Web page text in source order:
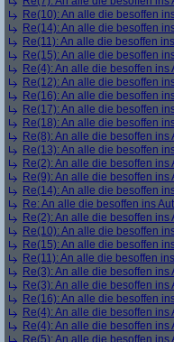
Re(10): An alle die besoffen
Re(14): An alle die besoffen
Re(11): An alle die besoffen
Re(15): An alle die besoffen
Re(4): An alle die besoffen ins
Re(12): An alle die besoffen
Re(16): An alle die besoffen
Re(17): An alle die besoffen
Re(18): An alle die besoffen
Re(8): An alle die besoffen ins
Re(13): An alle die besoffen
Re(2): An alle die besoffen ins
Re(9): An alle die besoffen ins
Re(14): An alle die besoffen
Re: An alle die besoffen ins
Re(2): An alle die besoffen ins
Re(10): An alle die besoffen
Re(15): An alle die besoffen
Re(11): An alle die besoffen
Re(3): An alle die besoffen ins
Re(3): An alle die besoffen ins
Re(16): An alle die besoffen
Re(4): An alle die besoffen ins
Re(4): An alle die besoffen ins
Re(5): An alle die besoffen ins